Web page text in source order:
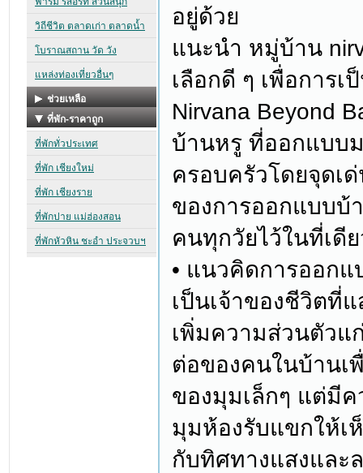
อยู่ด้วย
แนะนำ หมู่บ้าน
เลือกดี ๆ เพื่อการ
Nirvana Beyond
บ้านหรู ที่ออกแบบ
ครอบครัวโดยจุดเ
ของการออกแบบบ้
คนทุกวัยไว้ในที่เดี
• แนวคิดการออก
เป็นเจ้าของชีวิตที่
เพิ่มความส่วนตัว
ต่อของคนในบ้านเ
ของมุมเล็กๆ แต่มี
มุมห้องรับแขกให้เ
กับทิศทางแสงและ